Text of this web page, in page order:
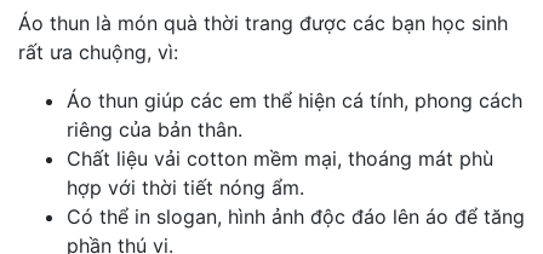
Áo thun là món quà thời trang được các bạn học sinh
rất ưa chuộng, vì:
Áo thun giúp các em thể hiện cá tính, phong cách
riêng của bản thân.
Chất liệu vải cotton mềm mại, thoáng mát phù
hợp với thời tiết nóng ẩm.
Có thể in slogan, hình ảnh độc đáo lên áo để tăng
phần thú vị.